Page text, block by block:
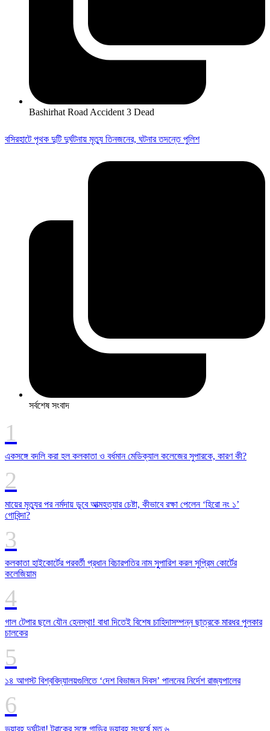
Bashirhat Road Accident 3 Dead
বসিরহাটে পৃথক দুটি দুর্ঘটনায় মৃত্যু তিনজনের, ঘটনার তদন্তে পুলিশ
সর্বশেষ সংবাদ
একসঙ্গে বদলি করা হল কলকাতা ও বর্ধমান মেডিক্যাল কলেজের সুপারকে, কারণ কী?
মায়ের মৃত্যুর পর নর্মদায় ডুবে আত্মহত্যার চেষ্টা, কীভাবে রক্ষা পেলেন ‘হিরো নং ১’
গোবিন্দা?
কলকাতা হাইকোর্টের পরবর্তী প্রধান বিচারপতির নাম সুুপারিশ করল সুপ্রিম কোর্টের
কলেজিয়াম
গাল টেপার ছলে যৌন হেনস্থা! বাধা দিতেই বিশেষ চাহিদাসম্পন্ন ছাত্রকে মারধর পুলকার
চালকের
১৪ আগস্ট বিশ্ববিদ্যালয়গুলিতে ‘দেশ বিভাজন দিবস’ পালনের নির্দেশ রাজ্যপালের
ভয়াবহ দুর্ঘটনা! ট্রাকের সঙ্গে গাড়ির ভয়াবহ সংঘর্ষে মৃত ৬